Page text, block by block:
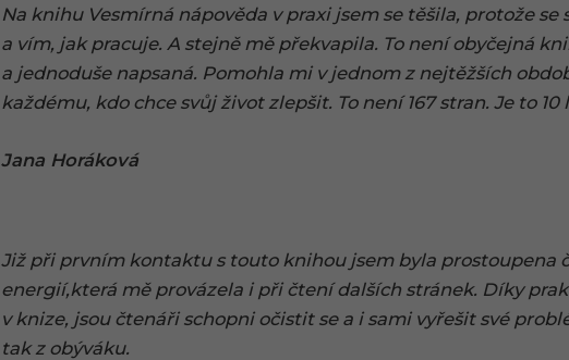
Na knihu Vesmírná nápověda v praxi jsem se těšila, protože
a vím, jak pracuje. A stejně mě překvapila. To není obyčejná
a jednoduše napsaná. Pomohla mi v jednom z nejtěžších
každému, kdo chce svůj život zlepšit. To není 167 stran. Je to
Jana Horáková
Již při prvním kontaktu s touto knihou jsem byla prostoupena
energií,která mě provázela i při čtení dalších stránek. Díky
v knize, jsou čtenáři schopni očistit se a i sami vyřešit své
tak z obýváku.